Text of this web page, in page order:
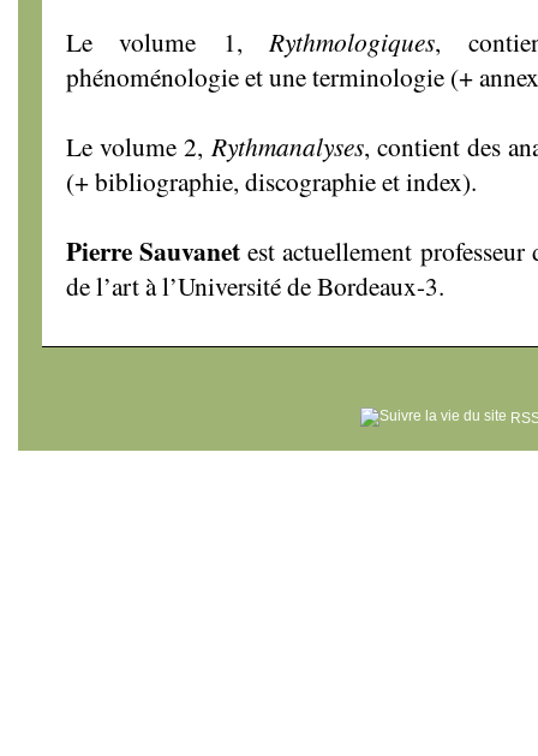
Le volume 1,Rythmologiques,
phénoménologie et une terminologie (+
Le volume 2,Rythmanalyses, contient des
(+ bibliographie, discographie et index).
Pierre Sauvanet est actuellement
de l’art à l’Université de Bordeaux-3.